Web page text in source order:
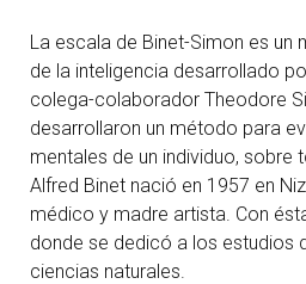
La escala de Binet-Simon es un
de la inteligencia desarrollado
colega-colaborador Theodore
desarrollaron un método para
mentales de un individuo, sobre
Alfred Binet nació en 1957 en
médico y madre artista. Con
donde se dedicó a los estudios
ciencias naturales.